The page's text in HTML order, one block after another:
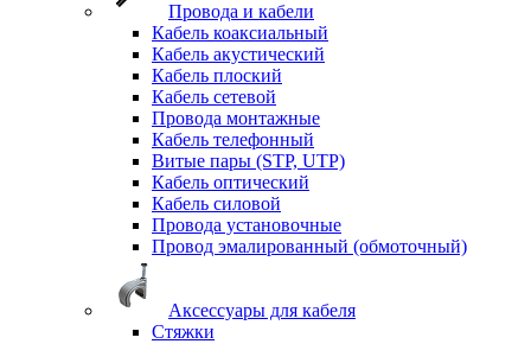
Провода и кабели
Кабель коаксиальный
Кабель акустический
Кабель плоский
Кабель сетевой
Провода монтажные
Кабель телефонный
Витые пары (STP, UTP)
Кабель оптический
Кабель силовой
Провода установочные
Провод эмалированный (обмоточный)
Аксессуары для кабеля
Стяжки